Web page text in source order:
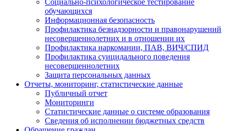
Социально-психологическое тестирование
обучающихся
Информационная безопасность
Профилактика безнадзорности и правонарушений
несовершеннолетних и в отношении их
Профилактика наркомании, ПАВ, ВИЧ/СПИД
Профилактика суицидального поведения
несовершеннолетних
Защита персональных данных
Отчеты, мониторинг, статистические данные
Публичный отчет
Мониторинги
Статистические данные о системе образования
Сведения об исполнении бюджетных средств